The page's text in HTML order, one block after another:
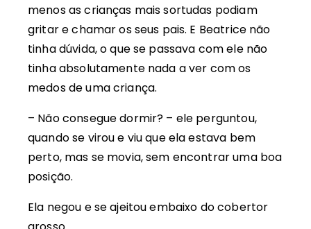
menos as crianças mais sortudas podiam
gritar e chamar os seus pais. E Beatrice não
tinha dúvida, o que se passava com ele não
tinha absolutamente nada a ver com os
medos de uma criança.
– Não consegue dormir? – ele perguntou,
quando se virou e viu que ela estava bem
perto, mas se movia, sem encontrar uma boa
posição.
Ela negou e se ajeitou embaixo do cobertor